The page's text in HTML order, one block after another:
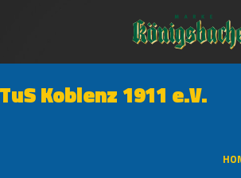
TuS Koblenz 1911 e.V.